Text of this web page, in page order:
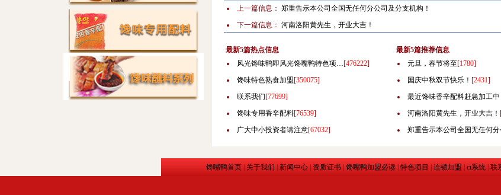
上一篇信息： 郑重告示本公司全国无任何分公司及分支机构！
下一篇信息： 河南洛阳黄先生，开业大吉！
最新5篇热点信息
风光馋味鸭即风光馋嘴鸭特色项…[476222]
馋味特色熟食加盟[350075]
联系我们[77699]
馋味专用香辛配料[76539]
广大中小投资者请注意[67032]
最新5篇推荐信息
元旦，春节将至[1780]
国庆中秋双节快乐！ [2431]
最近馋味香辛配料赶急加工
河南洛阳黄先生，开业大吉！
郑重告示本公司全国无任何
馋嘴鸭首页| 关于我们 新闻中心| 资质证书| 馋嘴鸭加盟必读| 特色项目 连锁加盟 ci系统| 联